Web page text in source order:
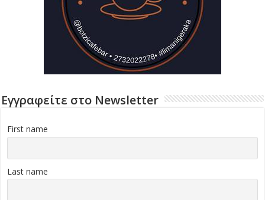
Εγγραφείτε στο Newsletter
First name
Last name